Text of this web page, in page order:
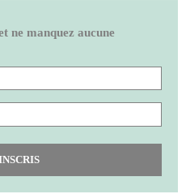
ne manquez aucune